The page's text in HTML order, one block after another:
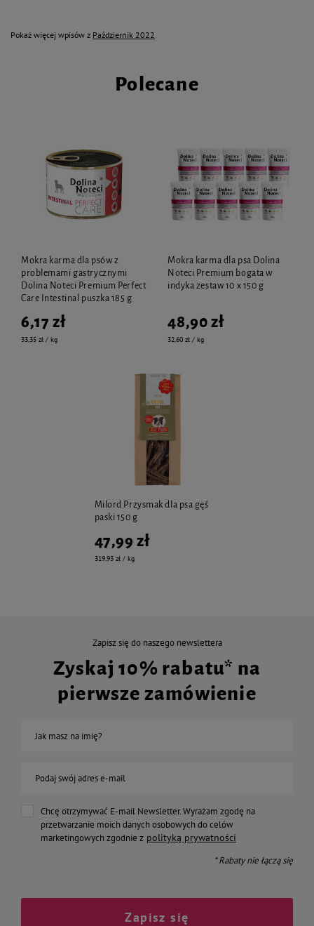
Pokaż więcej wpisów z Październik 2022
Polecane
Mokra karma dla psów z
problemami gastrycznymi
Dolina Noteci Premium Perfect
Care Intestinal puszka 185 g
6,17 zł
33,35 zł / kg
Mokra karma dla psa Dolina
Noteci Premium bogata w
indyka zestaw 10 x 150 g
48,90 zł
32,60 zł / kg
Milord Przysmak dla psa gęś
paski 150 g
47,99 zł
319,93 zł / kg
Zapisz się do naszego newslettera
Zyskaj 10% rabatu* na
pierwsze zamówienie
Jak masz na imię?
Podaj swój adres e-mail
Chcę otrzymywać E-mail Newsletter. Wyrażam zgodę na
przetwarzanie moich danych osobowych do celów
marketingowych zgodnie z polityką prywatności
* Rabaty nie łączą się
Zapisz się